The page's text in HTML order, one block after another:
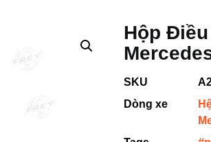
Hộp
SKU
Dòng xe